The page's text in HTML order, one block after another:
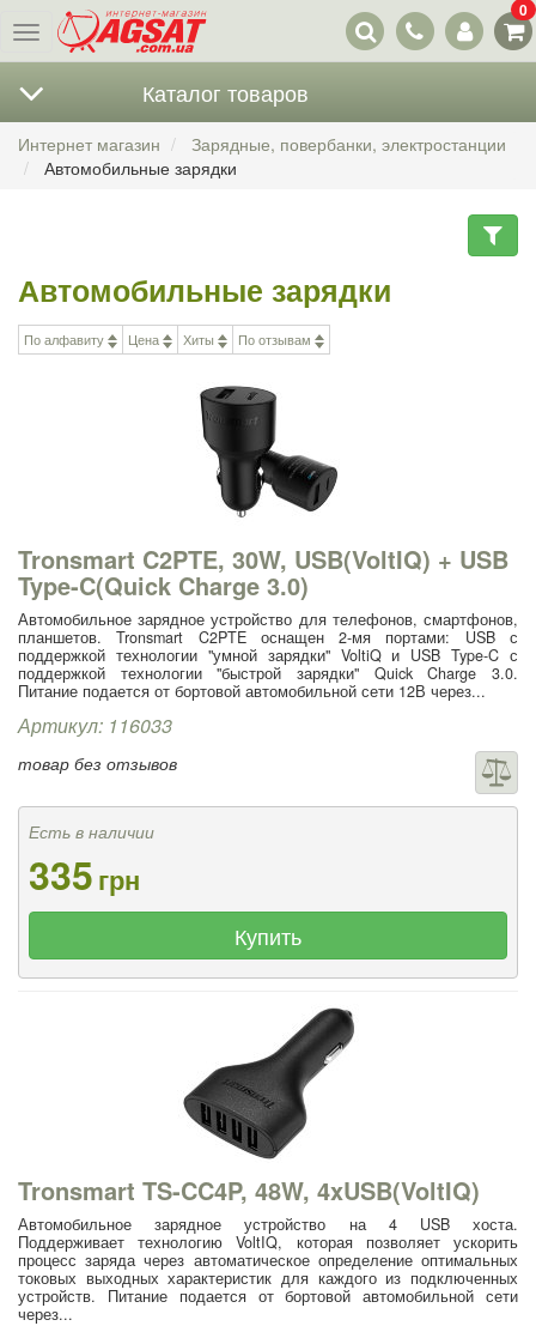
Меню
Наши
контакты
0
Каталог товаров
Интернет магазин
Зарядные, повербанки, электростанции
Автомобильные зарядки
Автомобильные зарядки
По алфавиту Цена Хиты По отзывам
Tronsmart C2PTE, 30W, USB(VoltIQ) + USB
Type-C(Quick Charge 3.0)
Автомобильное зарядное устройство для телефонов, смартфонов,
планшетов. Tronsmart C2PTE оснащен 2-мя портами: USB с
поддержкой технологии "умной зарядки" VoltiQ и USB Type-C с
поддержкой технологии "быстрой зарядки" Quick Charge 3.0.
Питание подается от бортовой автомобильной сети 12В через...
Артикул: 116033
товар без отзывов
Есть в наличии
335грн
Купить
Tronsmart TS-CC4P, 48W, 4xUSB(VoltIQ)
Автомобильное зарядное устройство на 4 USB хоста.
Поддерживает технологию VoltIQ, которая позволяет ускорить
процесс заряда через автоматическое определение оптимальных
токовых выходных характеристик для каждого из подключенных
устройств. Питание подается от бортовой автомобильной сети
через...